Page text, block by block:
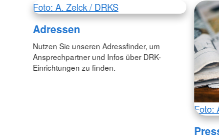
Foto: A. Zelck / DRKS
Adressen
Nutzen Sie unseren Adressfinder, um
Ansprechpartner und Infos über DRK-
Einrichtungen zu finden.
Foto: